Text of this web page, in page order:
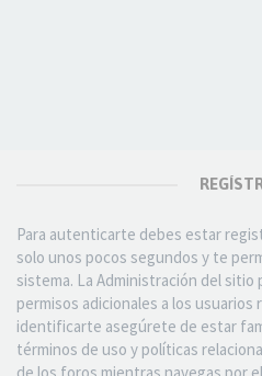
Para autenticarte debes estar
solo unos pocos segundos y te
sistema. La Administración del sitio
permisos adicionales a los
identificarte asegúrete de estar
términos de uso y políticas